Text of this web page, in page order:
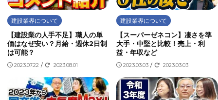
建設業界について
【建設業の人手不足】職人の単
価はなぜ安い？月給・週休2日制
は可能？
2023.07.22 / 2023.08.01
建設業界について
【スーパーゼネコン】凄さを準
大手・中堅と比較！売上・利
益・年収など
2023.03.03 / 2023.03.03